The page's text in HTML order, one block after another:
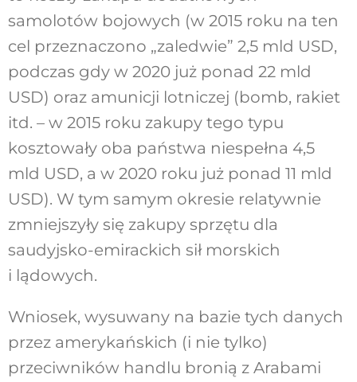
samolotów bojowych (w 2015 roku na ten
cel przeznaczono „zaledwie” 2,5 mld USD,
podczas gdy w 2020 już ponad 22 mld
USD) oraz amunicji lotniczej (bomb, rakiet
itd. – w 2015 roku zakupy tego typu
kosztowały oba państwa niespełna 4,5
mld USD, a w 2020 roku już ponad 11 mld
USD). W tym samym okresie relatywnie
zmniejszyły się zakupy sprzętu dla
saudyjsko-emirackich sił morskich
i lądowych.
Wniosek, wysuwany na bazie tych danych
przez amerykańskich (i nie tylko)
przeciwników handlu bronią z Arabami